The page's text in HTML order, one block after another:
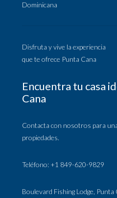
Dominicana
Disfruta y vive la experiencia
que te ofrece Punta Cana
Encuentra tu casa
Cana
Contacta con nosotros para
propiedades.
Teléfono: +1 849-620-9829
Boulevard Fishing Lodge, Punta